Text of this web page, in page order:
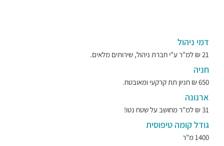
דמי ניהול
21 ₪ למ"ר ע"י חברת ניהול, שירותים מלאים.
חניה
650 ₪ חניון תת קרקעי ומאובטח.
ארנונה
31 ₪ למ"ר מחושב על שטח נטו!
גודל קומה טיפוסית
1400 מ"ר